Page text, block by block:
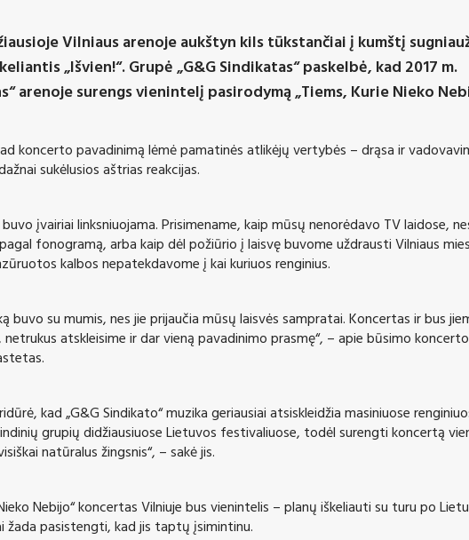
Vilniaus arenoje aukštyn kils tūkstančiai į kumštį
„Išvien!“. Grupė „G&G Sindikatas“ paskelbė, kad 2017 m.
arenoje surengs vienintelį pasirodymą „Tiems, Kurie Nieko
koncerto pavadinimą lėmė pamatinės atlikėjų vertybės – drąsa ir
sukėlusios aštrias reakcijas.
įvairiai linksniuojama. Prisimename, kaip mūsų nenorėdavo TV laidose,
fonogramą, arba kaip dėl požiūrio į laisvę buvome uždrausti Vilniaus
kalbos nepatekdavome į kai kuriuos renginius.
buvo su mumis, nes jie prijaučia mūsų laisvės sampratai. Koncertas ir bus
atskleisime ir dar vieną pavadinimo prasmę“, – apie būsimo
kad „G&G Sindikato“ muzika geriausiai atsiskleidžia masiniuose
grupių didžiausiuose Lietuvos festivaliuose, todėl surengti koncertą
natūralus žingsnis“, – sakė jis.
Nebijo“ koncertas Vilniuje bus vienintelis – planų iškeliauti su turu po
žada pasistengti, kad jis taptų įsimintinu.